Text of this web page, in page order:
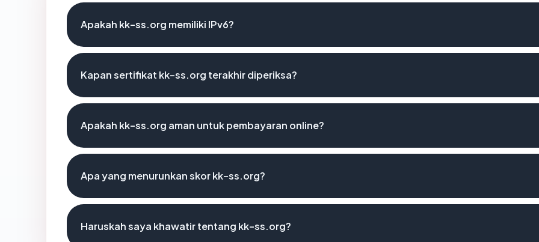
Apakah kk-ss.org memiliki IPv6?
Kapan sertifikat kk-ss.org terakhir diperiksa?
Apakah kk-ss.org aman untuk pembayaran online?
Apa yang menurunkan skor kk-ss.org?
Haruskah saya khawatir tentang kk-ss.org?